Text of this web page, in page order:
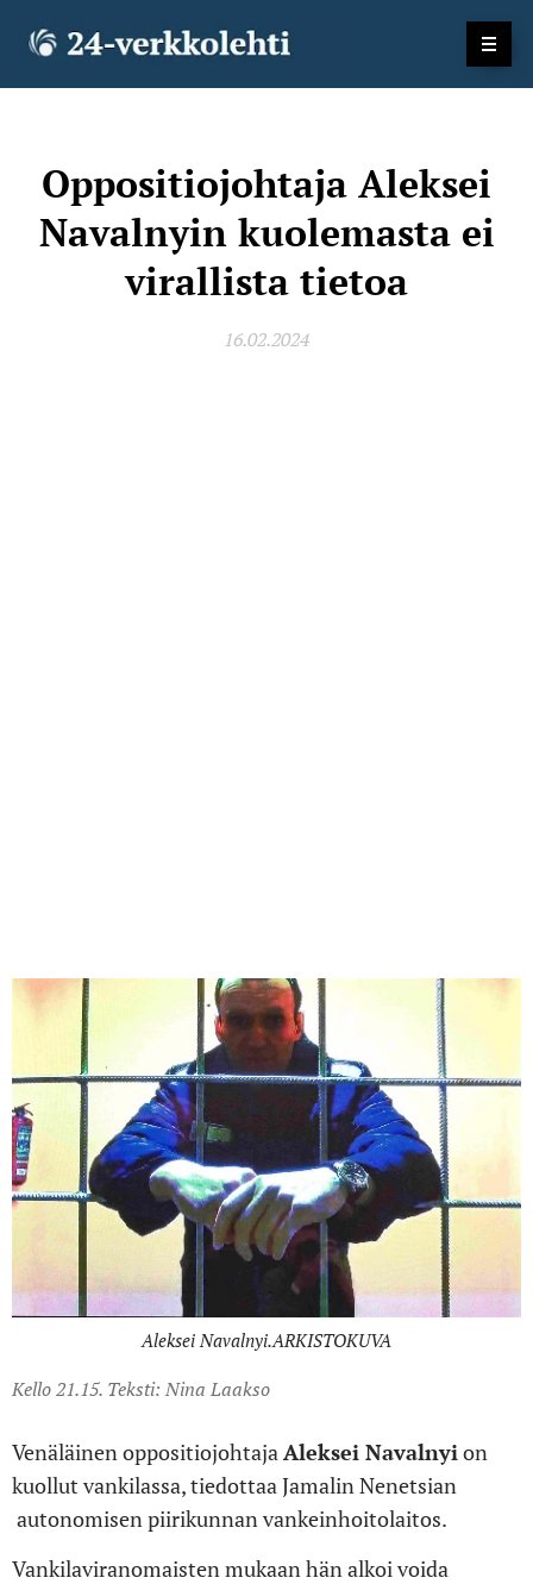
Oppositiojohtaja Aleksei
Navalnyin kuolemasta ei
virallista tietoa
16.02.2024
Aleksei Navalnyi.ARKISTOKUVA
Kello 21.15. Teksti: Nina Laakso
Venäläinen oppositiojohtaja Aleksei Navalnyi on
kuollut vankilassa, tiedottaa Jamalin Nenetsian
autonomisen piirikunnan vankeinhoitolaitos.
Vankilaviranomaisten mukaan hän alkoi voida